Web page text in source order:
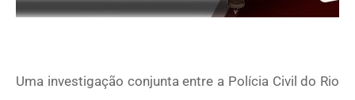
Uma investigação conjunta entre a Polícia Civil do Rio